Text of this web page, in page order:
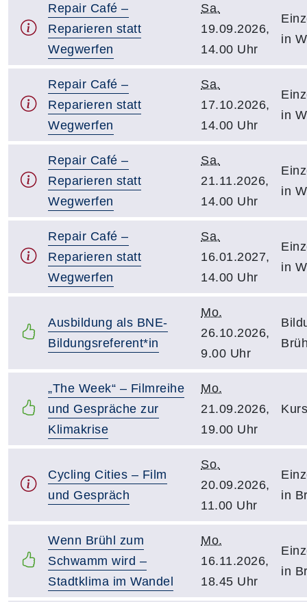
Repair Café –
Reparieren statt
Wegwerfen
Sa.
19.09.2026,
14.00 Uhr
in
Repair Café –
Reparieren statt
Wegwerfen
Sa.
17.10.2026,
14.00 Uhr
in
Repair Café –
Reparieren statt
Wegwerfen
Sa.
21.11.2026,
14.00 Uhr
in
Repair Café –
Reparieren statt
Wegwerfen
Sa.
16.01.2027,
14.00 Uhr
in
Ausbildung als BNE-
Bildungsreferent*in
Mo.
26.10.2026,
9.00 Uhr
„The Week“ – Filmreihe
und Gespräche zur
Klimakrise
Mo.
21.09.2026,
19.00 Uhr
Cycling Cities – Film
und Gespräch
So.
20.09.2026,
11.00 Uhr
in
Wenn Brühl zum
Schwamm wird –
Stadtklima im Wandel
Mo.
16.11.2026,
18.45 Uhr
in